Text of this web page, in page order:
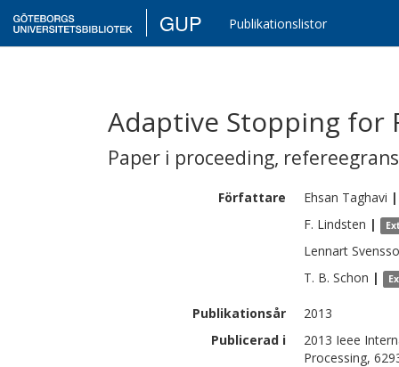
GUP Publikationslistor
Adaptive Stopping for
Paper i proceeding,
Författare Ehsan Taghavi |
F. Lindsten |
Lennart
T. B. Schon |
Publikationsår
2013
Publicerad i
2013 Ieee
Processing,